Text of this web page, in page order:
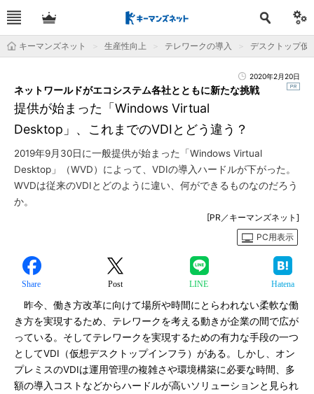
キーマンズネット 生産性向上 テレワークの導入 デスクトップ仮
2020年2月20日
提供が始まった「Windows Virtual
Desktop」、これまでのVDIとどう違う？
ネットワールドがエコシステム各社とともに新たな挑戦
2019年9月30日に一般提供が始まった「Windows Virtual
Desktop」（WVD）によって、VDIの導入ハードルが下がった。
WVDは従来のVDIとどのように違い、何ができるものなのだろう
か。
[PR／キーマンズネット]
PC用表示
Share Post LINE Hatena
昨今、働き方改革に向けて場所や時間にとらわれない柔軟な働
き方を実現するため、テレワークを考える動きが企業の間で広が
っている。そしてテレワークを実現するための有力な手段の一つ
としてVDI（仮想デスクトップインフラ）がある。しかし、オン
プレミスのVDIは運用管理の複雑さや環境構築に必要な時間、多
額の導入コストなどからハードルが高いソリューションと見られ